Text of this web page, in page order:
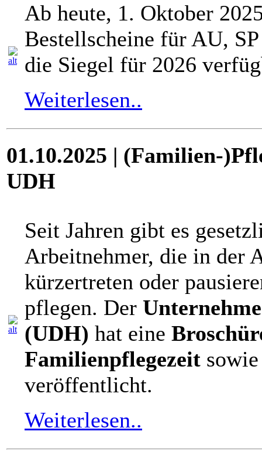
Ab heute, 1. Oktober
Bestellscheine für AU,
die Siegel für 2026
Weiterlesen..
01.10.2025 | (Familien-
UDH
Seit Jahren gibt es
Arbeitnehmer, die in der
kürzertreten oder
pflegen. Der
(UDH) hat eine
Familienpflegezeit
veröffentlicht.
Weiterlesen..